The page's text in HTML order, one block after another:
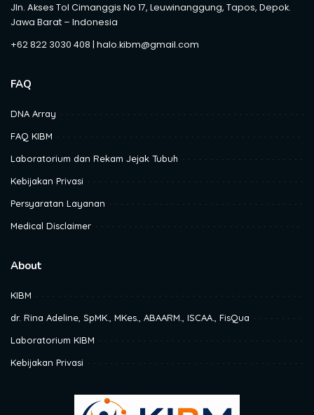
Jln. Akses Tol Cimanggis No 17, Leuwinanggung, Tapos, Depok.
Jawa Barat – Indonesia
+62 822 3030 408 | halo.kibm@gmail.com
FAQ
DNA Array
FAQ KIBM
Laboratorium dan Rekam Jejak Tubuh
Kebijakan Privasi
Persyaratan Layanan
Medical Disclaimer
About
KIBM
dr. Rina Adeline, SpMK., MKes., ABAARM., ISCAA., FisQua
Laboratorium KIBM
Kebijakan Privasi